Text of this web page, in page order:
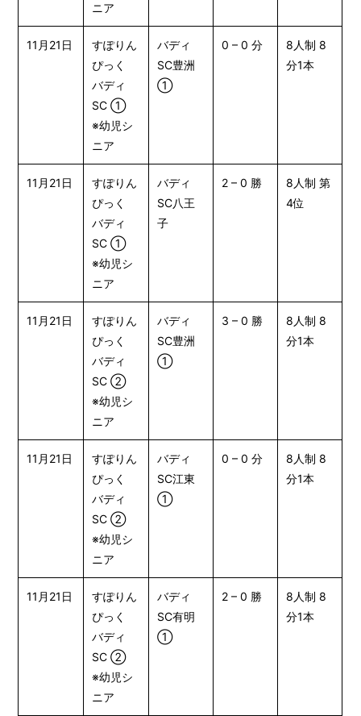
ニア
11月21日
すぽりん
ぴっく
バディ
SC ①
※幼児シ
ニア
バディ
SC豊洲
①
0 – 0 分
8人制 8
分1本
11月21日
すぽりん
ぴっく
バディ
SC ①
※幼児シ
ニア
バディ
SC八王
子
2 – 0 勝
8人制 第
4位
11月21日
すぽりん
ぴっく
バディ
SC ②
※幼児シ
ニア
バディ
SC豊洲
①
3 – 0 勝
8人制 8
分1本
11月21日
すぽりん
ぴっく
バディ
SC ②
※幼児シ
ニア
バディ
SC江東
①
0 – 0 分
8人制 8
分1本
11月21日
すぽりん
ぴっく
バディ
SC ②
※幼児シ
ニア
バディ
SC有明
①
2 – 0 勝
8人制 8
分1本